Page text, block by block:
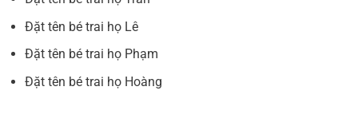
Đặt tên bé trai họ Lê
Đặt tên bé trai họ Phạm
Đặt tên bé trai họ Hoàng